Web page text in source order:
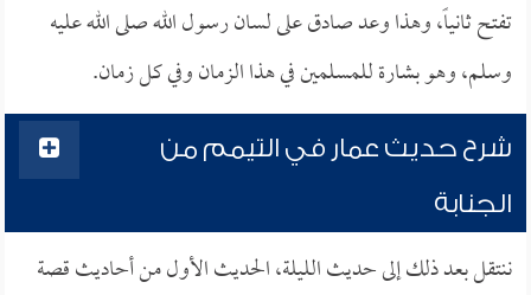
تفتح ثانياً، وهذا وعد صادق على لسان رسول الله صلى الله عليه
وسلم، وهو بشارة للمسلمين في هذا الزمان وفي كل زمان.
شرح حديث عمار في التيمم من
الجنابة
ننتقل بعد ذلك إلى حديث الليلة، الحديث الأول من أحاديث قصة